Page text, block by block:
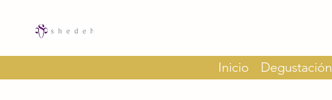
Inicio Degustación